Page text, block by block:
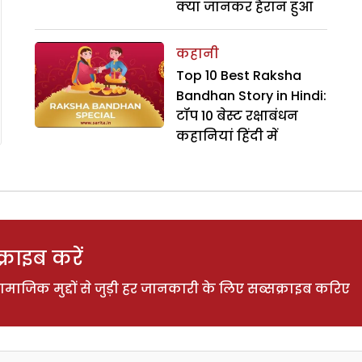
क्या जानकर हैरान हुआ
कहानी
Top 10 Best Raksha
Bandhan Story in Hindi:
टॉप 10 बेस्ट रक्षाबंधन
कहानियां हिंदी में
करें
मुद्दों से जुड़ी हर जानकारी के लिए सब्सक्राइब करिए